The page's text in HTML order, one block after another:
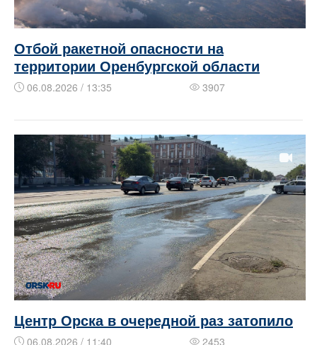
Отбой ракетной опасности на
территории Оренбургской области
06.08.2026 / 13:35 3907
Центр Орска в очередной раз затопило
06.08.2026 / 11:40 2453